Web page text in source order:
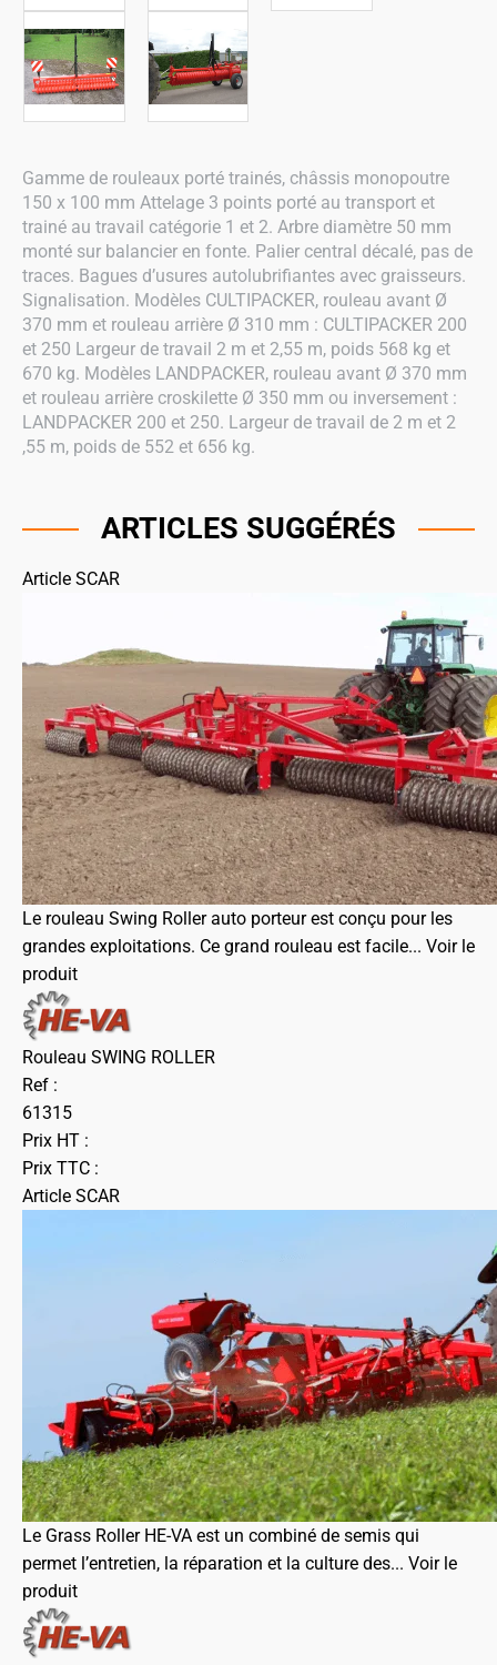
Gamme de rouleaux porté trainés, châssis monopoutre
150 x 100 mm Attelage 3 points porté au transport et
trainé au travail catégorie 1 et 2. Arbre diamètre 50 mm
monté sur balancier en fonte. Palier central décalé, pas de
traces. Bagues d’usures autolubrifiantes avec graisseurs.
Signalisation. Modèles CULTIPACKER, rouleau avant Ø
370 mm et rouleau arrière Ø 310 mm : CULTIPACKER 200
et 250 Largeur de travail 2 m et 2,55 m, poids 568 kg et
670 kg. Modèles LANDPACKER, rouleau avant Ø 370 mm
et rouleau arrière croskilette Ø 350 mm ou inversement :
LANDPACKER 200 et 250. Largeur de travail de 2 m et 2
,55 m, poids de 552 et 656 kg.
ARTICLES SUGGÉRÉS
Article SCAR
Le rouleau Swing Roller auto porteur est conçu pour les
grandes exploitations. Ce grand rouleau est facile... Voir le
produit
Rouleau SWING ROLLER
Ref :
61315
Prix HT :
Prix TTC :
Article SCAR
Le Grass Roller HE-VA est un combiné de semis qui
permet l’entretien, la réparation et la culture des... Voir le
produit